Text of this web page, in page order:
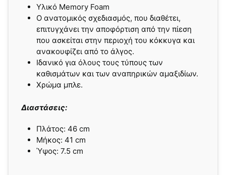
Υλικό Memory Foam
Ο ανατοµικός σχεδιασµός, που διαθέτει,
επιτυγχάνει την αποφόρτιση από την πίεση
που ασκείται στην περιοχή του κόκκυγα και
ανακουφίζει από το άλγος.
Ιδανικό για όλους τους τύπους των
καθισµάτων και των αναπηρικών αµαξιδίων.
Χρώµα µπλε.
Διαστάσεις:
Πλάτος: 46 cm
Μήκος: 41 cm
Ύψος: 7.5 cm